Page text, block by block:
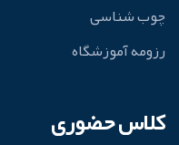
چوب شناسی
رزومه آموزشگاه
کلاس حضوری